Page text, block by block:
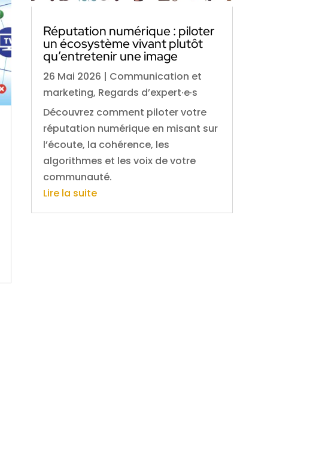
Réputation numérique : piloter
un écosystème vivant plutôt
qu’entretenir une image
26 Mai 2026 | Communication et
marketing, Regards d’expert·e·s
Découvrez comment piloter votre
réputation numérique en misant sur
l’écoute, la cohérence, les
algorithmes et les voix de votre
communauté.
Lire la suite